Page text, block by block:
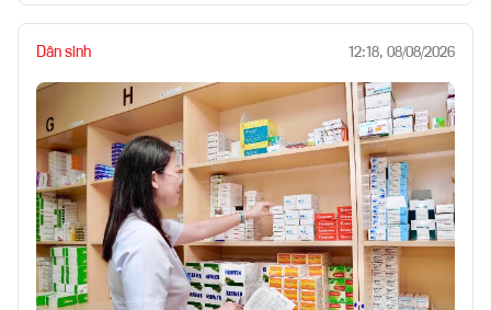
Dân sinh 12:18, 08/08/2026